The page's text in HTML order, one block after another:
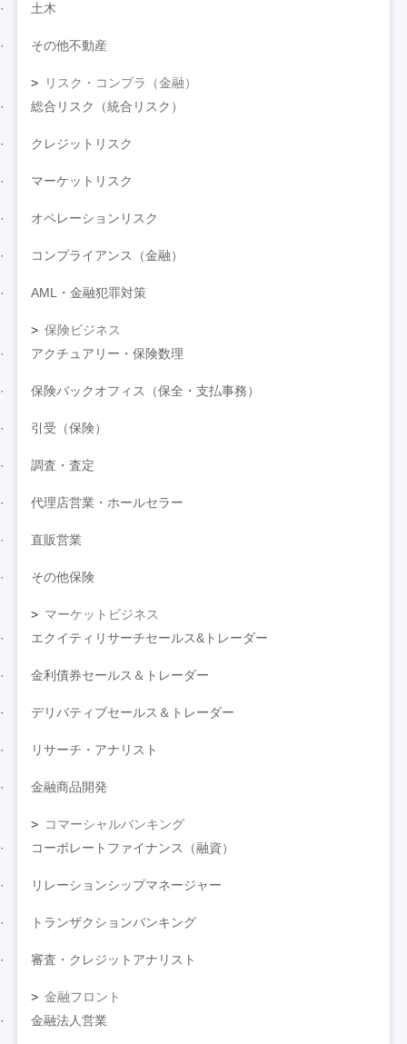
土木
その他不動産
リスク・コンプラ（金融）
総合リスク（統合リスク）
クレジットリスク
マーケットリスク
オペレーションリスク
コンプライアンス（金融）
AML・金融犯罪対策
保険ビジネス
アクチュアリー・保険数理
保険バックオフィス（保全・支払事務）
引受（保険）
調査・査定
代理店営業・ホールセラー
直販営業
その他保険
マーケットビジネス
エクイティリサーチセールス&トレーダー
金利債券セールス＆トレーダー
デリバティブセールス＆トレーダー
リサーチ・アナリスト
金融商品開発
コマーシャルバンキング
コーポレートファイナンス（融資）
リレーションシップマネージャー
トランザクションバンキング
審査・クレジットアナリスト
金融フロント
金融法人営業